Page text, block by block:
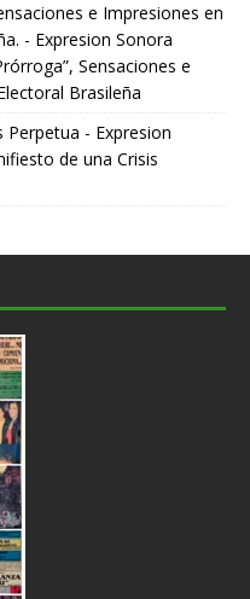
e Impresiones en
- Expresion Sonora
Sensaciones e
Brasileña
- Expresion
de una Crisis